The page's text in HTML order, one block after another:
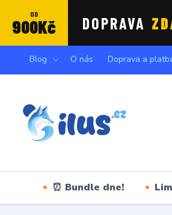
OD
900Kč DOPRAVA
Blog O nás Doprava a
⏰ Bundle dne!